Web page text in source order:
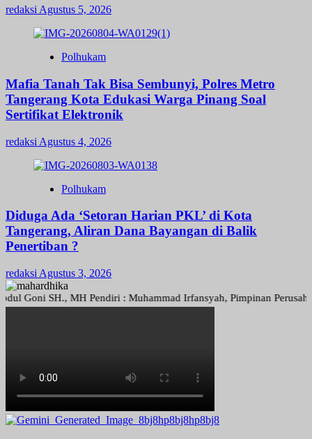
redaksi Agustus 5, 2026
Polhukam
Mafia Tanah Tak Bisa Sembunyi, Polres Metro
Tangerang Kota Edukasi Warga Pinang Soal
Sertifikat Elektronik
redaksi Agustus 4, 2026
Polhukam
Diduga Ada ‘Setoran Harian PKL’ di Kota
Tangerang, Aliran Dana Bayangan di Balik
Penertiban ?
redaksi Agustus 3, 2026
Goni SH., MH Pendiri : Muhammad Irfansyah, Pimpinan